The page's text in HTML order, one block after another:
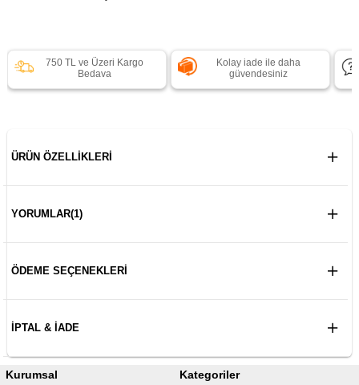
750 TL ve Üzeri Kargo
Bedava
Kolay iade ile daha
güvendesiniz
ÜRÜN ÖZELLIKLERI
YORUMLAR(1)
ÖDEME SEÇENEKLERI
İPTAL & İADE
Kurumsal Kategoriler